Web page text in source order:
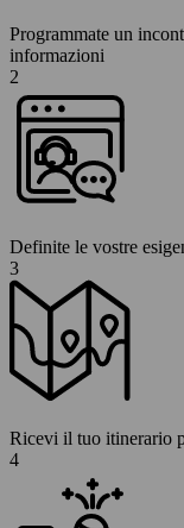
Programmate un
informazioni
2
Definite le vostre
3
Ricevi il tuo itinerario
4